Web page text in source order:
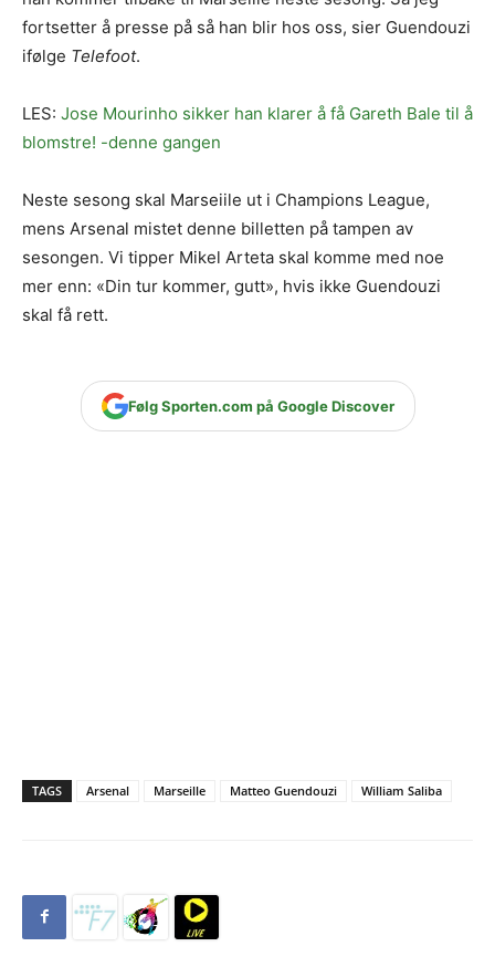
fortsetter å presse på så han blir hos oss, sier Guendouzi
ifølge Telefoot.
LES: Jose Mourinho sikker han klarer å få Gareth Bale til å
blomstre! -denne gangen
Neste sesong skal Marseiile ut i Champions League,
mens Arsenal mistet denne billetten på tampen av
sesongen. Vi tipper Mikel Arteta skal komme med noe
mer enn: «Din tur kommer, gutt», hvis ikke Guendouzi
skal få rett.
Følg Sporten.com på Google Discover
TAGS Arsenal Marseille Matteo Guendouzi William Saliba